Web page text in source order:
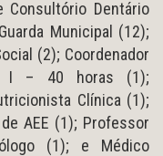
Consultório Dentário
Municipal (12);
(2); Coordenador
I – 40 horas (1);
Clínica (1);
AEE (1); Professor
(1); e Médico